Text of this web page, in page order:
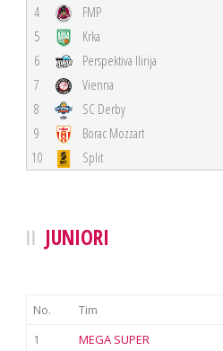
4 FMP
5
Krka
6
Perspektiva Ilirija
7
Vienna
8
SC Derby
9
Borac Mozzart
10
Split
JUNIORI
No. Tim
1
MEGA SUPER